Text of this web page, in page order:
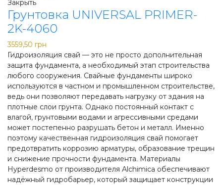
Закрыть
Грунтовка UNIVERSAL PRIMER-
2K-4060
3559,50 грн
Гидроизоляция свай — это не просто дополнительная
защита фундамента, а необходимый этап строительства
любого сооружения. Свайные фундаменты широко
используются в частном и промышленном строительстве,
ведь они позволяют передавать нагрузку от здания на
плотные слои грунта. Однако постоянный контакт с
влагой, грунтовыми водами и агрессивными средами
может постепенно разрушать бетон и металл. Именно
поэтому качественная гидроизоляция свай помогает
предотвратить коррозию арматуры, образование трещин
и снижение прочности фундамента. Материалы
Hyperdesmo от производителя Alchimica обеспечивают
надёжный гидробарьер, который защищает конструкции